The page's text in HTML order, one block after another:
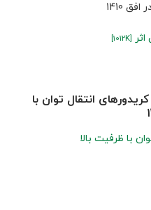
[1012K]
انتقال توان با
با ظرفیت بالا